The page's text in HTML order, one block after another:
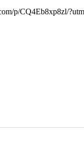
p/CQ4Eb8xp8zl/